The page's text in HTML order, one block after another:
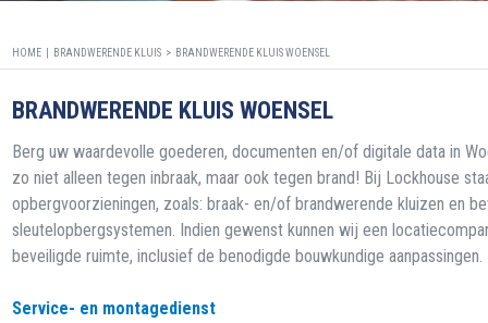
HOME | BRANDWERENDE KLUIS > BRANDWERENDE KLUIS WOENSEL
BRANDWERENDE KLUIS WOENSEL
Berg uw waardevolle goederen, documenten en/of digitale data in
zo niet alleen tegen inbraak, maar ook tegen brand! Bij Lockhouse
opbergvoorzieningen, zoals: braak- en/of brandwerende kluizen en
sleutelopbergsystemen. Indien gewenst kunnen wij een
beveiligde ruimte, inclusief de benodigde bouwkundige aanpassingen.
Service- en montagedienst